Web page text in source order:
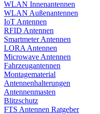
WLAN Innenantennen
WLAN Außenantennen
IoT Antennen
RFID Antennen
Smartmeter Antennen
LORA Antennen
Microwave Antennen
Fahrzeugantennen
Montagematerial
Antennenhalterungen
Antennenmasten
Blitzschutz
FTS Antennen Ratgeber